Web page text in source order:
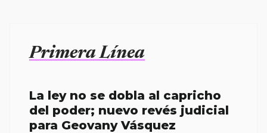
Primera Línea
La ley no se dobla al capricho
del poder; nuevo revés judicial
para Geovany Vásquez